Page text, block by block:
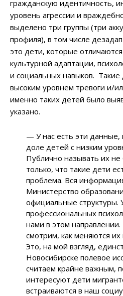
гражданскую идентичность,
уровень агрессии и
выделено три группы (три
профиля), в том числе
это дети, которые
культурной адаптации,
и социальных навыков. Такие
высоким уровнем тревоги и/
именно таких детей было
указано.
— У нас есть эти данные,
доле детей с низким
Публично называть их не
только, что такие дети
проблема. Вся
Министерство
официальные структуры.
профессиональных
нами в этом
смотрим, как меняются
Это, на мой взгляд,
Новосибирске полевое
считаем крайне важным,
интересуют дети
встраиваются в наш